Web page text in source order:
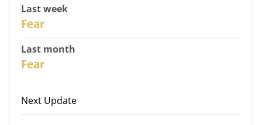
Last week
Fear
Last month
Fear
Next Update